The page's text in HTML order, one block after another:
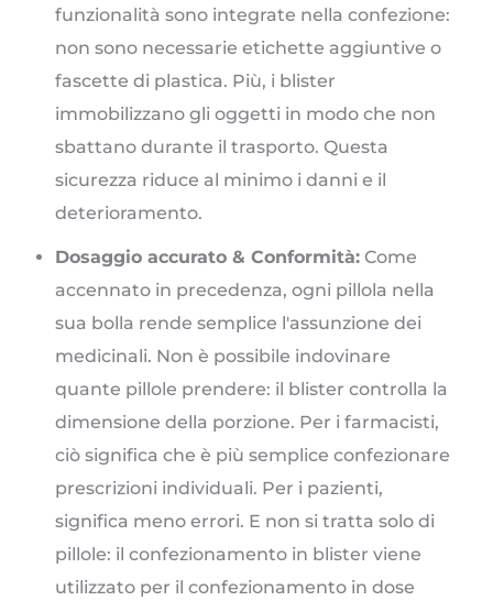
funzionalità sono integrate nella confezione:
non sono necessarie etichette aggiuntive o
fascette di plastica. Più, i blister
immobilizzano gli oggetti in modo che non
sbattano durante il trasporto. Questa
sicurezza riduce al minimo i danni e il
deterioramento.
Dosaggio accurato & Conformità: Come
accennato in precedenza, ogni pillola nella
sua bolla rende semplice l'assunzione dei
medicinali. Non è possibile indovinare
quante pillole prendere: il blister controlla la
dimensione della porzione. Per i farmacisti,
ciò significa che è più semplice confezionare
prescrizioni individuali. Per i pazienti,
significa meno errori. E non si tratta solo di
pillole: il confezionamento in blister viene
utilizzato per il confezionamento in dose